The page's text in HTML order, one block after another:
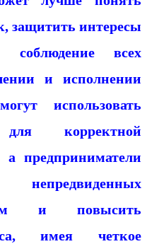
защитить интересы
соблюдение всех
и исполнении
использовать
корректной
а предприниматели
и повысить
имея четкое